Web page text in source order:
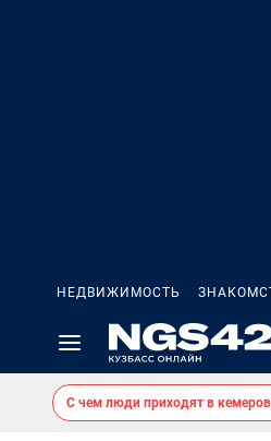
НЕДВИЖИМОСТЬ
С чем люди приходят в